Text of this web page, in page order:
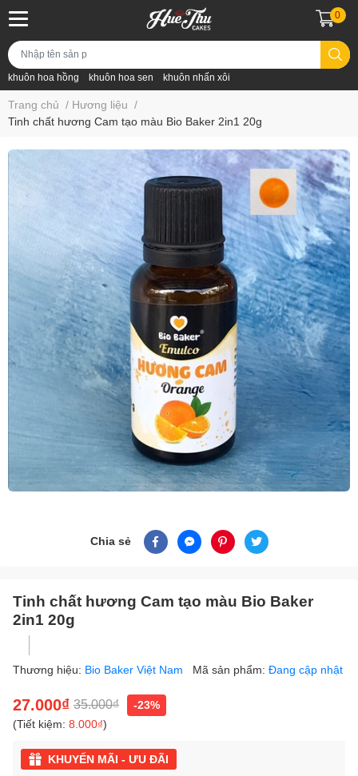
khuôn hoa hồng khuôn hoa sen khuôn nhấn xôi
0
Trang chủ / Hương liệu /
Tinh chất hương Cam tạo màu Bio Baker 2in1 20g
Chia sẻ
Tinh chất hương Cam tạo màu Bio Baker
2in1 20g
Thương hiệu: Bio Baker Việt Nam Mã sản phẩm: Đang cập nhật
27.000₫ 35.000₫
-23%
(Tiết kiệm: 8.000₫)
KHUYẾN MÃI - ƯU ĐÃI